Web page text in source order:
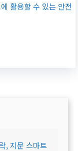
활용할 수 있는 안전
, 지문 스마트